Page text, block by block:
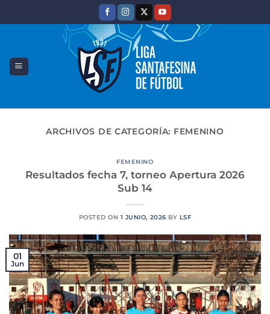
ARCHIVOS DE CATEGORÍA: FEMENINO
FEMENINO
Resultados fecha 7, torneo Apertura 2026
Sub 14
POSTED ON 1 JUNIO, 2026 BY LSF
01
Jun